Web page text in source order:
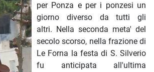
per Ponza e per i ponzesi un
giorno diverso da tutti gli
altri. Nella seconda meta' del
secolo scorso, nella frazione di
Le Forna la festa di S. Silverio
fu anticipata all'ultima